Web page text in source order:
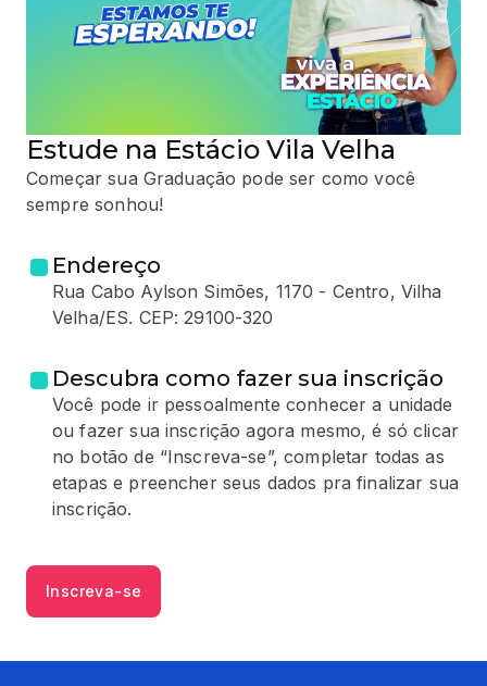
Estude na Estácio Vila Velha
Começar sua Graduação pode ser como você
sempre sonhou!
Endereço
Rua Cabo Aylson Simões, 1170 - Centro, Vilha
Velha/ES. CEP: 29100-320
Descubra como fazer sua inscrição
Você pode ir pessoalmente conhecer a unidade
ou fazer sua inscrição agora mesmo, é só clicar
no botão de “Inscreva-se”, completar todas as
etapas e preencher seus dados pra finalizar sua
inscrição.
Inscreva-se